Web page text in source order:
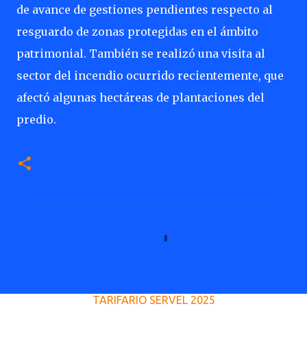
de avance de gestiones pendientes respecto al
resguardo de zonas protegidas en el ámbito
patrimonial. También se realizó una visita al
sector del incendio ocurrido recientemente, que
afectó algunas hectáreas de plantaciones del
predio.
TARIFARIO SERVEL 2025